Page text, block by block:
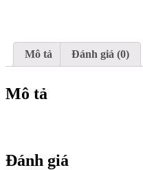
Mô tả Đánh giá (0)
Mô tả
Đánh giá